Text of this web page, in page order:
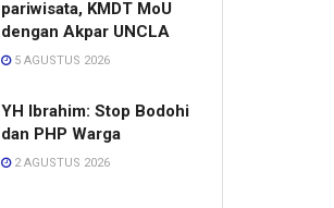
pariwisata, KMDT MoU
dengan Akpar UNCLA
5 AGUSTUS 2026
YH Ibrahim: Stop Bodohi
dan PHP Warga
2 AGUSTUS 2026